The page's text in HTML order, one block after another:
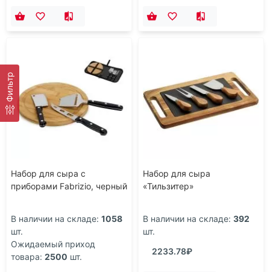
Фильтр
Набор для сыра с
приборами Fabrizio, черный
В наличии на складе: 1058
шт.
Ожидаемый приход
товара: 2500 шт.
Набор для сыра
«Тильзитер»
В наличии на складе: 392
шт.
2233.78₽